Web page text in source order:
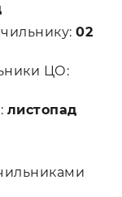
02
ЦО:
листопад